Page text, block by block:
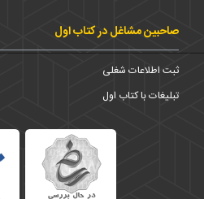
صاحبین مشاغل در کتاب اول
ثبت اطلاعات شغلی
تبلیغات با کتاب اول